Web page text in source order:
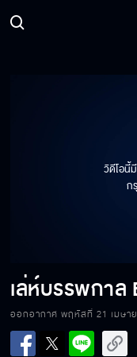
วิดีโอนี้
ก
เล่ห์บรรพกาล
ออกอากาศ พฤหัสที่ 21 เมษา